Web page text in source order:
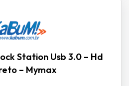
Station Usb 3.0 – Hd
– Mymax